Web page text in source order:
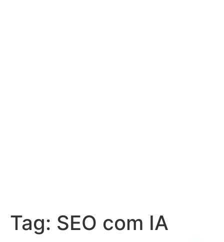
Tag: SEO com IA